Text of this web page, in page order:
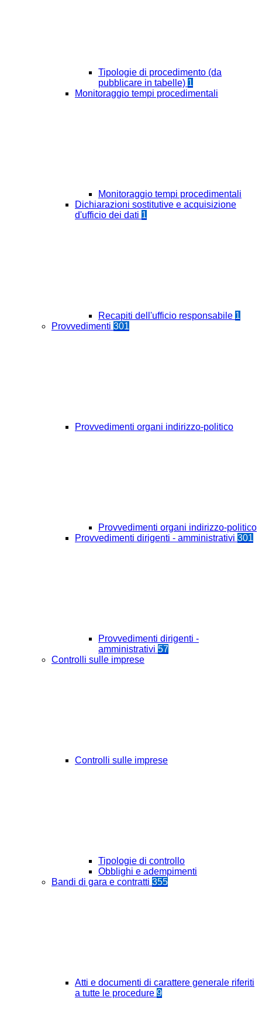
Tipologie di procedimento (da
pubblicare in tabelle) 1
Monitoraggio tempi procedimentali
Monitoraggio tempi procedimentali
Dichiarazioni sostitutive e acquisizione
d'ufficio dei dati 1
Recapiti dell'ufficio responsabile 1
Provvedimenti 301
Provvedimenti organi indirizzo-politico
Provvedimenti organi indirizzo-politico
Provvedimenti dirigenti - amministrativi 301
Provvedimenti dirigenti -
amministrativi 57
Controlli sulle imprese
Controlli sulle imprese
Tipologie di controllo
Obblighi e adempimenti
Bandi di gara e contratti 355
Atti e documenti di carattere generale riferiti
a tutte le procedure 9